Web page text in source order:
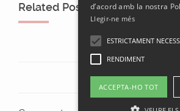
Related Postsd’acord amb la nostra
Llegir-ne més
ESTRICTAMENT
RENDIMENT
ACCEPTA-HO TOT